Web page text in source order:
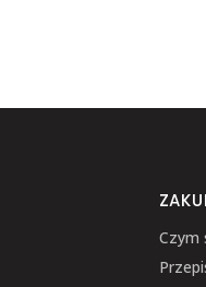
Czym